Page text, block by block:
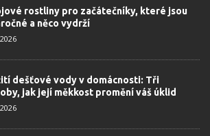
rostliny pro začátečníky, které jsou
a něco vydrží
dešťové vody v domácnosti: Tři
jak její měkkost promění váš úklid